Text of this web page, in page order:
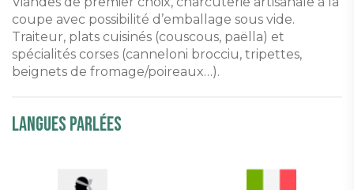
coupe avec possibilité d’emballage sous vide.
Traiteur, plats cuisinés (couscous, paëlla) et
spécialités corses (canneloni brocciu, tripettes,
beignets de fromage/poireaux…).
Langues parlées